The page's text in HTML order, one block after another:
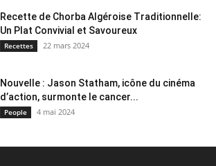
Recette de Chorba Algéroise Traditionnelle:
Un Plat Convivial et Savoureux
Recettes 22 mars 2024
Nouvelle : Jason Statham, icône du cinéma
d’action, surmonte le cancer...
People 4 mai 2024